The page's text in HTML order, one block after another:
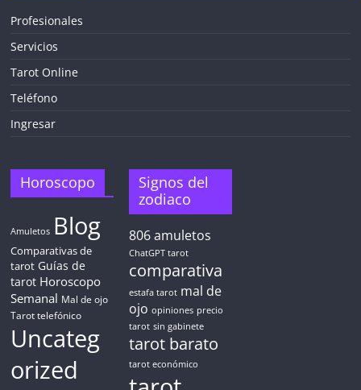
TAROT GRATIS
✓ Sin cargos automáticos. El chat se detiene al finalizar el
crédito
Profesionales
Servicios
Tarot Online
Teléfono
Ingresar
Horoscopo
Amuletos Blog
Comparativas de
tarot Guías de
tarot Horoscopo
Semanal Mal de ojo
Tarot telefónico
Uncateg
orized
Signos del
zodiaco
806amuletos
ChatGPT tarot
comparativa
estafa tarot mal de
ojo opiniones precio
tarot sin gabinete
tarot barato
tarot económico